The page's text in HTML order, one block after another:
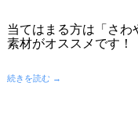
当てはまる方は 「さ
素材がオススメです！
続きを読む →